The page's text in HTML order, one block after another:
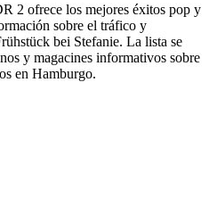
2 ofrece los mejores éxitos pop y
sobre el tráfico y
bei Stefanie. La lista se
y magacines informativos sobre
en Hamburgo.